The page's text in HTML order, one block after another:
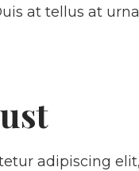
at tellus at
adipiscing